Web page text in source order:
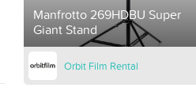
Manfrotto 269HDBU Super
Giant Stand
Orbit Film Rental